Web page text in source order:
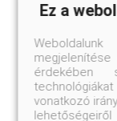
Ez a
érdekében
vonatkozó